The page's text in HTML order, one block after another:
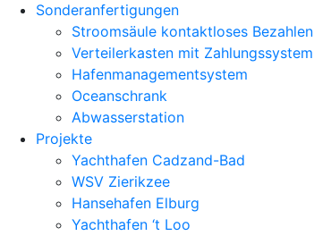
Sonderanfertigungen
Stroomsäule kontaktloses Bezahlen
Verteilerkasten mit Zahlungssystem
Hafenmanagementsystem
Oceanschrank
Abwasserstation
Projekte
Yachthafen Cadzand-Bad
WSV Zierikzee
Hansehafen Elburg
Yachthafen ‘t Loo